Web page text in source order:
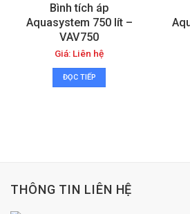
Bình tích áp
Aquasystem 750 lít –
VAV750
Giá: Liên hệ
ĐỌC TIẾP
THÔNG TIN LIÊN HỆ